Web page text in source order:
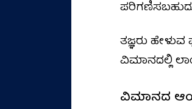
ತಜ್ಞರು
ವಿಮಾನದಲ್ಲಿ
ವಿಮಾನದ